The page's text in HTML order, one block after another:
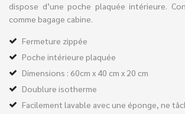
dispose d’une poche plaquée intérieure.
comme bagage cabine.
Fermeture zippée
Poche intérieure plaquée
Dimensions : 60cm x 40 cm x 20 cm
Doublure isotherme
Facilement lavable avec une éponge, ne